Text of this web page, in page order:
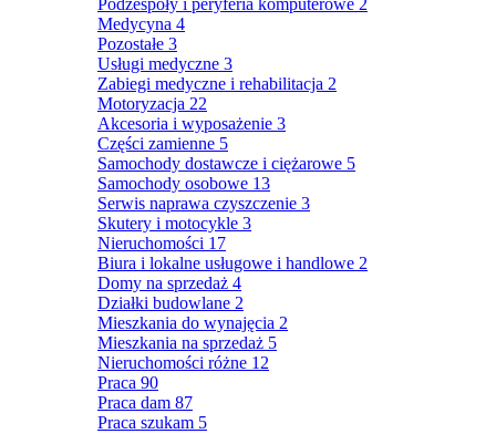
Podzespoły i peryferia komputerowe 2
Medycyna 4
Pozostałe 3
Usługi medyczne 3
Zabiegi medyczne i rehabilitacja 2
Motoryzacja 22
Akcesoria i wyposażenie 3
Części zamienne 5
Samochody dostawcze i ciężarowe 5
Samochody osobowe 13
Serwis naprawa czyszczenie 3
Skutery i motocykle 3
Nieruchomości 17
Biura i lokalne usługowe i handlowe 2
Domy na sprzedaż 4
Działki budowlane 2
Mieszkania do wynajęcia 2
Mieszkania na sprzedaż 5
Nieruchomości różne 12
Praca 90
Praca dam 87
Praca szukam 5